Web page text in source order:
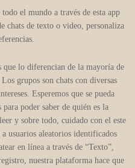
el mundo a través de esta app
chats de texto o video, personaliza
que lo diferencian de la mayoría de
grupos son chats con diversas
Esperemos que se pueda
poder saber de quién es la
y sobre todo, cuidado con el este
usuarios aleatorios identificados
en línea a través de “Texto”,
nuestra plataforma hace que